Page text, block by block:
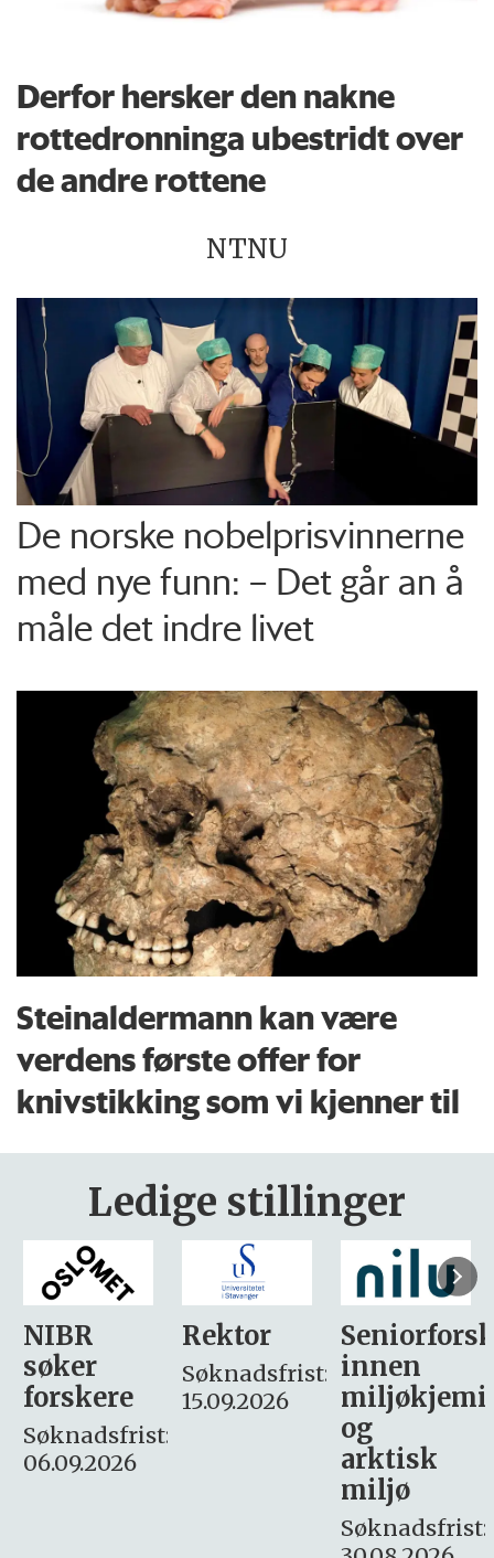
Derfor hersker den nakne
rottedronninga ubestridt over
de andre rottene
NTNU
De norske nobelprisvinnerne
med nye funn: – Det går an å
måle det indre livet
Steinaldermann kan være
verdens første offer for
knivstikking som vi kjenner til
Ledige stillinger
Rektor
Søknadsfrist:
15.09.2026
Seniorforsker
innen
miljøkjemi
søker
– fast
Søknadsfrist:
16. august.